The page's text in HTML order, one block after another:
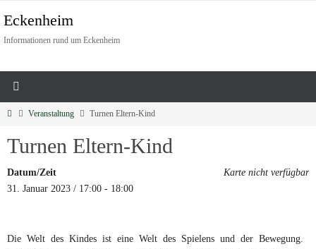
Eckenheim
Informationen rund um Eckenheim
Veranstaltung Turnen Eltern-Kind
Turnen Eltern-Kind
Karte nicht verfügbar
Datum/Zeit
31. Januar 2023 / 17:00 - 18:00
Die Welt des Kindes ist eine Welt des Spielens und der Bewegung.